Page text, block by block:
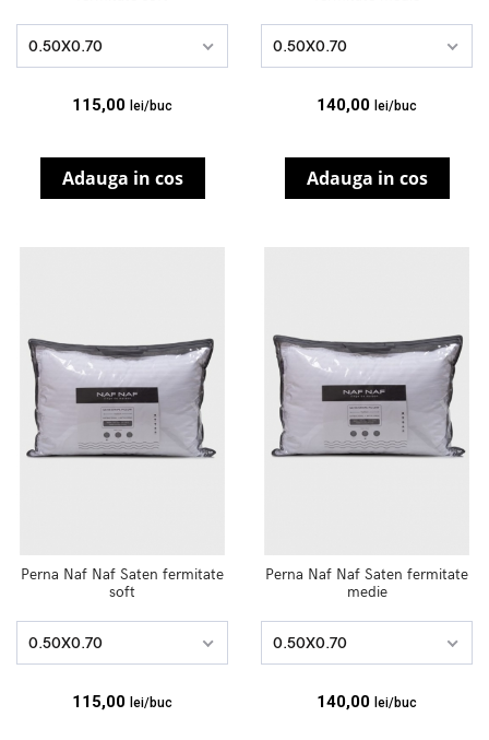
0.50X0.70
115,00 lei/buc
Adauga in cos
0.50X0.70
140,00 lei/buc
Adauga in cos
Perna Naf Naf Saten fermitate
soft
0.50X0.70
115,00 lei/buc
Perna Naf Naf Saten fermitate
medie
0.50X0.70
140,00 lei/buc